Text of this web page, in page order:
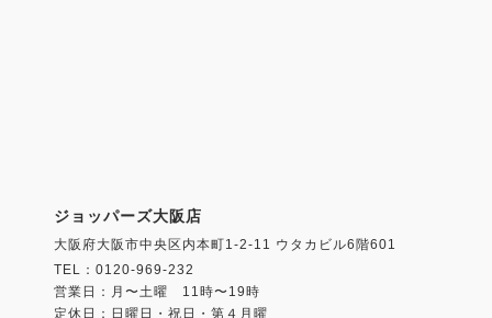
ジョッパーズ大阪店
大阪府大阪市中央区内本町1-2-11 ウタカビル6階601
TEL：0120-969-232
営業日：月〜土曜 11時〜19時
定休日：日曜日・祝日・第４月曜